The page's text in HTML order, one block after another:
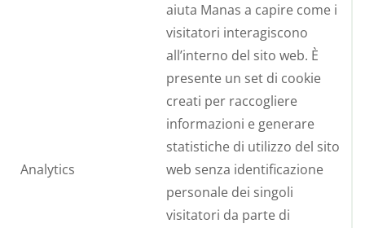
Analytics
aiuta Manas a capire come i
visitatori interagiscono
all’interno del sito web. È
presente un set di cookie
creati per raccogliere
informazioni e generare
statistiche di utilizzo del sito
web senza identificazione
personale dei singoli
visitatori da parte di